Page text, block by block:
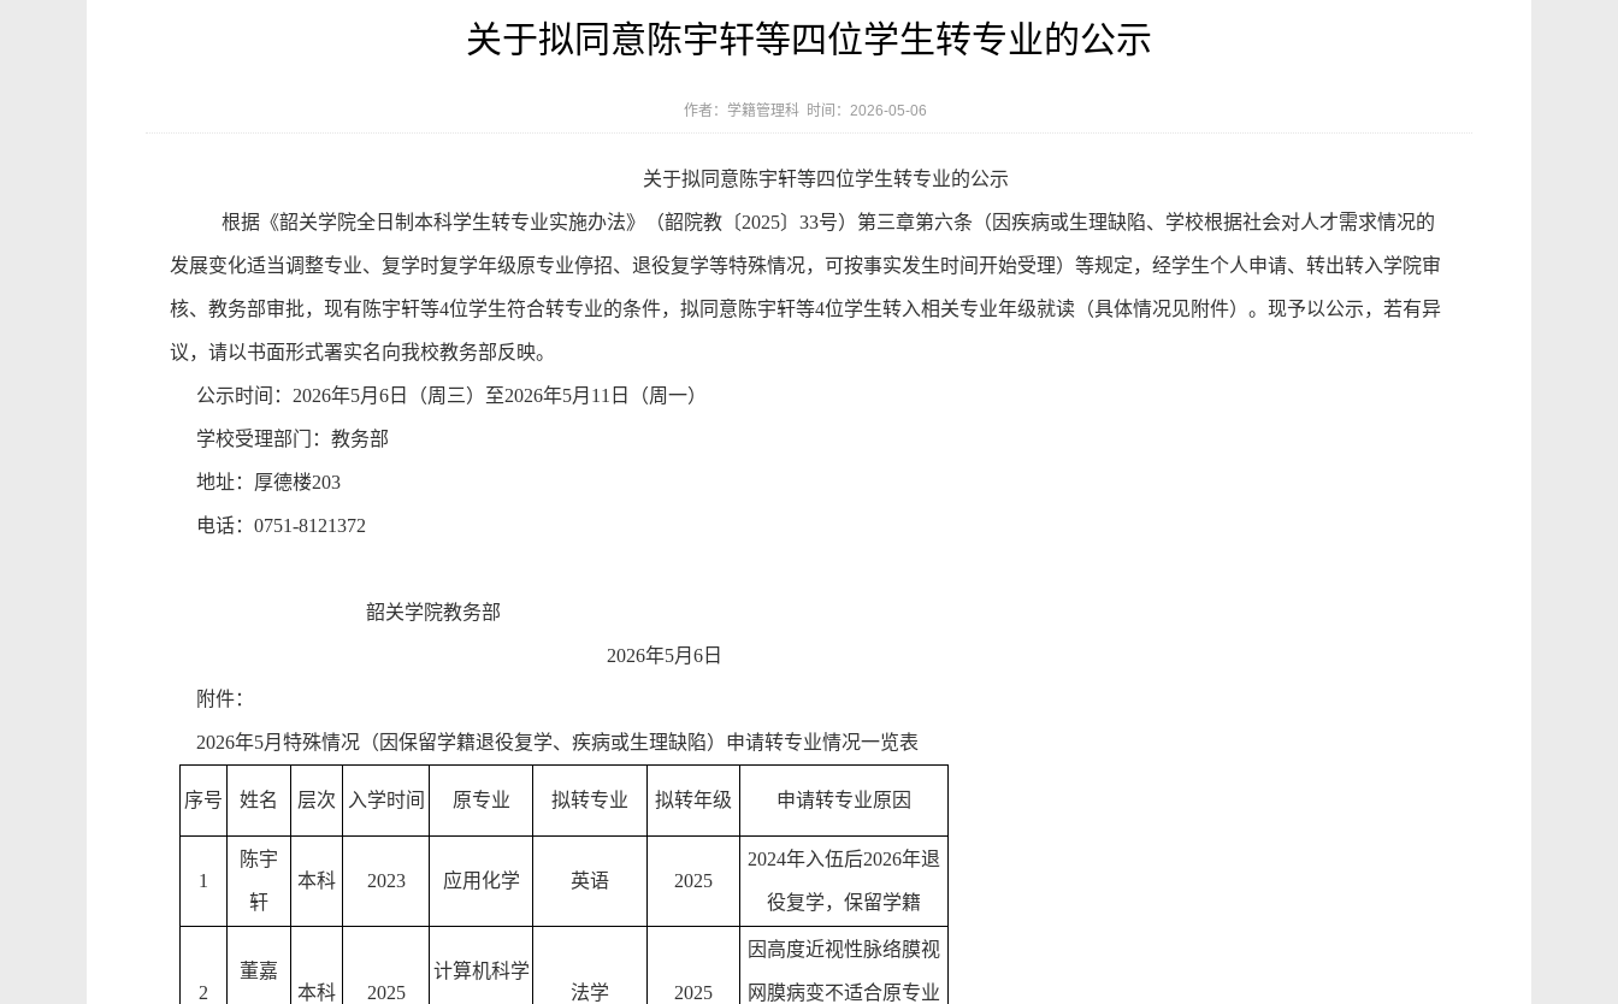
关于拟同意陈宇轩等四位学生转专业的公示
作者：学籍管理科 时间：2026-05-06
关于拟同意陈宇轩等四位学生转专业的公示
根据《韶关学院全日制本科学生转专业实施办法》（韶院教〔2025〕 33号） 第三章第六条（因疾病或生理缺陷、学校根据社会对人才需求情况的
发展变化适当调整专业、复学时复学年级原专业停招、退役复学等特殊情况，可按事实发生时间开始受理） 等规定，经学生个人申请、转出转入学院审
核、教务部审批，现有 陈宇轩等4位学生符合转专业的条件，拟同意 陈宇轩等4位学生转入相关专业年级就读（具体情况见附件）。现予以公示，若有异
议，请以书面形式署实名向我校教务部反映。
公示时间： 2026年5月6 日（周 三）至2026年5月 11 日（周一）
学校受理部门：教务部
地址：厚德楼203
电话：0751-8121372
韶关学院教务部
2026年5月6日
附件：
2026年5月特殊情况（因保留学籍退役复学、疾病或生理缺陷）申请转专业情况一览表
序号 姓名 层次 入学时间 原专业 拟转专业 拟转年级 申请转专业原因
1
陈宇
轩
本科 2023 应用化学 英语 2025
2024年入伍后2026年退
役复学，保留学籍
2
董嘉
本科
2025
计算机科学
法学
2025
因高度近视性脉络膜视
网膜病变不适合原专业